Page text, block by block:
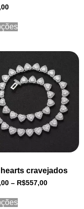
cravejados
– R$557,00